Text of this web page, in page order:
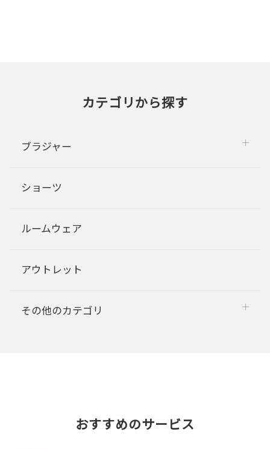
カテゴリから探す
ブラジャー
ショーツ
ルームウェア
アウトレット
その他のカテゴリ
おすすめのサービス